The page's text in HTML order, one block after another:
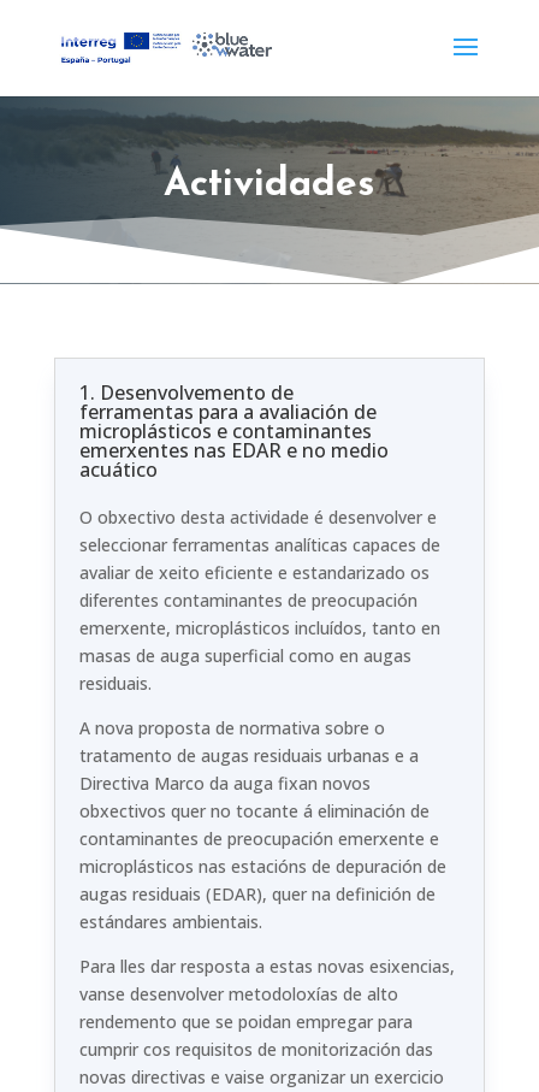
Actividades
1. Desenvolvemento de
ferramentas para a avaliación de
microplásticos e contaminantes
emerxentes nas EDAR e no medio
acuático
O obxectivo desta actividade é desenvolver e
seleccionar ferramentas analíticas capaces de
avaliar de xeito eficiente e estandarizado os
diferentes contaminantes de preocupación
emerxente, microplásticos incluídos, tanto en
masas de auga superficial como en augas
residuais.
A nova proposta de normativa sobre o
tratamento de augas residuais urbanas e a
Directiva Marco da auga fixan novos
obxectivos quer no tocante á eliminación de
contaminantes de preocupación emerxente e
microplásticos nas estacións de depuración de
augas residuais (EDAR), quer na definición de
estándares ambientais.
Para lles dar resposta a estas novas esixencias,
vanse desenvolver metodoloxías de alto
rendemento que se poidan empregar para
cumprir cos requisitos de monitorización das
novas directivas e vaise organizar un exercicio